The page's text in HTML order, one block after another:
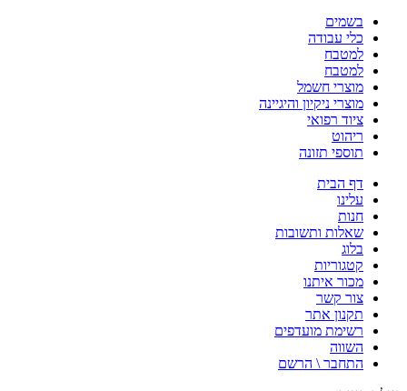
בשמים
כלי עבודה
למטבח
למטבח
מוצרי חשמל
מוצרי ניקיון והיגיינה
ציוד רפואי
ריהוט
תוספי תזונה
דף הבית
עלינו
חנות
שאלות ותשובות
בלוג
קטגוריות
מכור איתנו
צור קשר
תקנון אתר
רשימת מועדפים
השווה
התחבר \ הרשם